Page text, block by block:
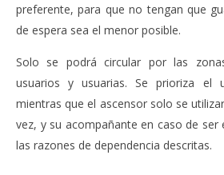
preferente, para que no tengan que
de espera sea el menor posible.
Solo se podrá circular por las
usuarios y usuarias. Se prioriza el
mientras que el ascensor solo se
vez, y su acompañante en caso de ser
las razones de dependencia descritas.